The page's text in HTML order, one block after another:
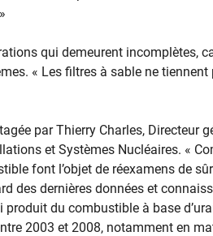
qui demeurent incomplètes,
« Les filtres à sable ne
par Thierry Charles, Directeur
et Systèmes Nucléaires. «
font l’objet de réexamens de
des dernières données et
produit du combustible à base
2003 et 2008, notamment en